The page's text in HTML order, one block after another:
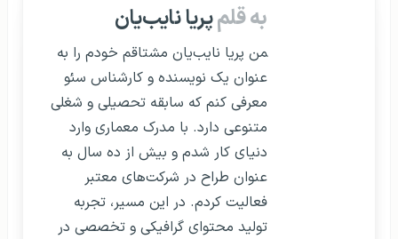
به قلمپریا نایب‌یان
‍‎من پریا نایب‌یان مشتاقم خودم را به
عنوان یک نویسنده و کارشناس سئو
معرفی کنم که سابقه‌ تحصیلی و شغلی
متنوعی دارد. با مدرک معماری وارد
دنیای کار شدم و بیش از ده سال به
عنوان طراح در شرکت‌های معتبر
فعالیت کردم. در این مسیر، تجربه
تولید محتوای گرافیکی و تخصصی در